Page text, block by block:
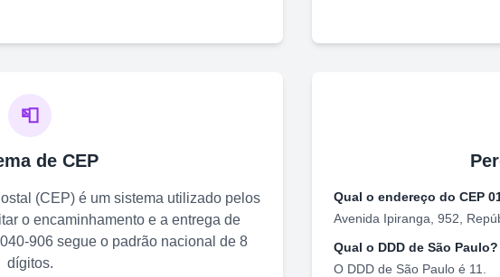
📮
de CEP
(CEP) é um sistema utilizado pelos
o encaminhamento e a entrega de
906segue o padrão nacional de 8
dígitos.
Qual o endereço do CEP
Avenida Ipiranga, 952
Qual o DDD de São Paulo?
O DDD de São Paulo é 11